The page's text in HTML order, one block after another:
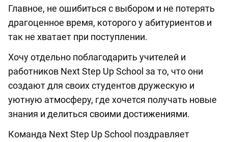
Главное, не ошибиться с выбором и не потерять
драгоценное время, которого у абитуриентов и
так не хватает при поступлении.
Хочу отдельно поблагодарить учителей и
работников Next Step Up School за то, что они
создают для своих студентов дружескую и
уютную атмосферу, где хочется получать новые
знания и делиться своими достижениями.
Команда Next Step Up School поздравляет